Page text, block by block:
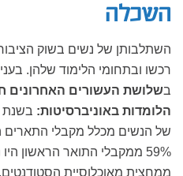
השכלה
השתלבותן של נשים בשוק
רכשו ובתחומי הלימוד שלהן.
בשלושת העשורים האחרונים
הלומדות באוניברסיטות:
59% ממקבלי התואר הראשון
ממחצית מאוכלוסיית